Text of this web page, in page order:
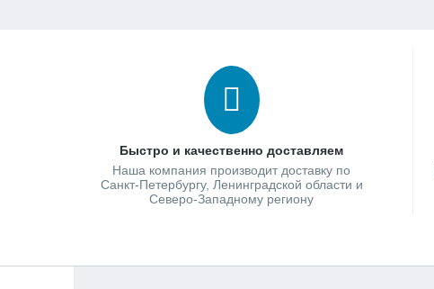
Быстро и качественно доставляем
Наша компания производит доставку по
Санкт-Петербургу, Ленинградской области и
Северо-Западному региону